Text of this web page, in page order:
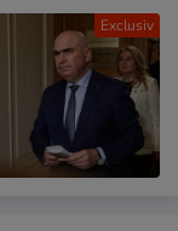
Exclusiv